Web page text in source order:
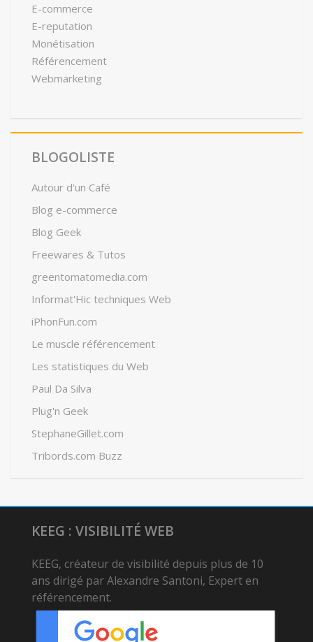
E-commerce
E-reputation
Monétisation
Référencement
Webmarketing
BLOGOLISTE
Autour d'un Café
Blog e-commerce
Blog Geek
Freewares & Tutos
greentomatomedia.com
Informat'Hic techniques Web
iPhonFun.com
Le muscle référencement
Les statistiques du Web
Paul Da Silva
Plug'n Geek
StephaneGillet.com
Tribords.com Buzz
KEEG : VISIBILITÉ WEB
KEEG, créateur de visibilité depuis plus de 10
ans dirigé par Alexandre Santoni, Expert en
référencement.